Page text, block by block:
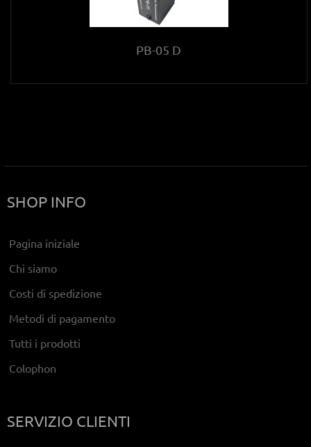
PB-05 D
SHOP INFO
Pagina iniziale
Chi siamo
Costi di spedizione
Metodi di pagamento
Tutti i prodotti
Colophon
SERVIZIO CLIENTI